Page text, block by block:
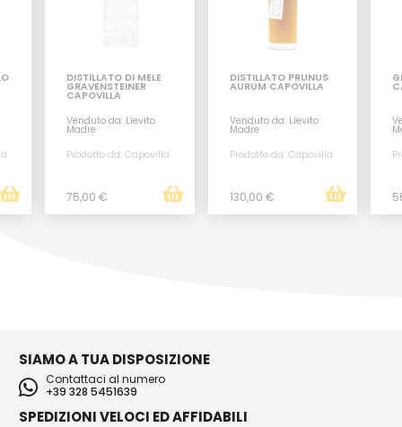
DISTILLATO DI MELE
GRAVENSTEINER
CAPOVILLA
Venduto da: Lievito
Madre
Prodotto da: Capovilla
75,00 €
DISTILLATO PRUNUS
AURUM CAPOVILLA
Venduto da: Lievito
Madre
Prodotto da: Capovilla
130,00 €
SIAMO A TUA DISPOSIZIONE
Contattaci al numero
+39 328 5451639
SPEDIZIONI VELOCI ED AFFIDABILI